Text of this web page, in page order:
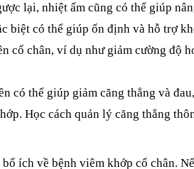
lại, nhiệt ấm cũng có thể giúp
biệt có thể giúp ổn định và hỗ trợ
cổ chân, ví dụ như giảm cường độ
có thể giúp giảm căng thẳng và
Học cách quản lý căng thẳng
ích về bệnh viêm khớp cổ chân.